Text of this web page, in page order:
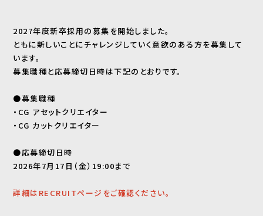
2027年度新卒採用の募集を開始しました。
ともに新しいことにチャレンジしていく意欲のある方を募集して
います。
募集職種と応募締切日時は下記のとおりです。
●募集職種
・CG アセットクリエイター
・CG カットクリエイター
●応募締切日時
2026年7月17日（金）19:00まで
詳細はRECRUITページをご確認ください。